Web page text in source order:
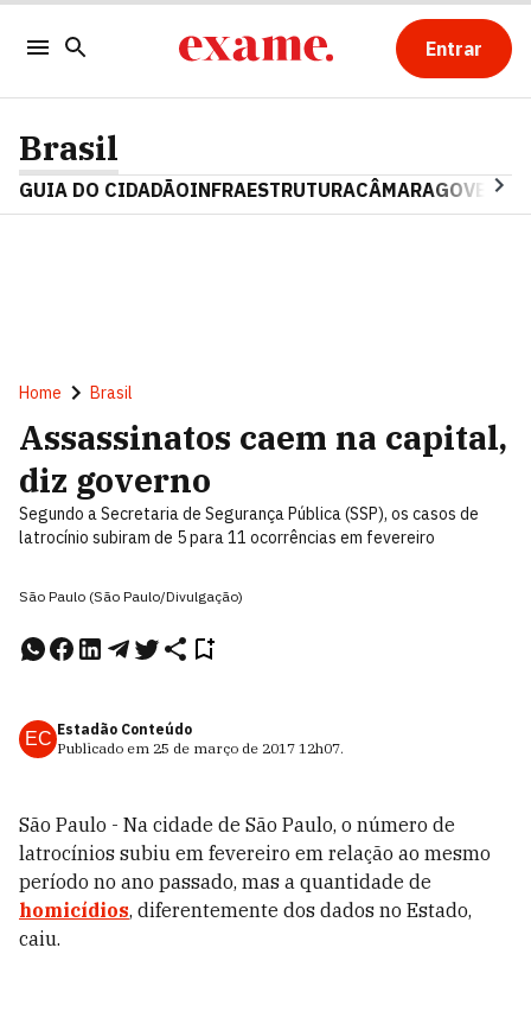
Entrar
Brasil
GUIA DO CIDADÃOINFRAESTRUTURACÂMARAGOVERNO
Home Brasil
Assassinatos caem na capital,
diz governo
Segundo a Secretaria de Segurança Pública (SSP), os casos de
latrocínio subiram de 5 para 11 ocorrências em fevereiro
São Paulo (São Paulo/Divulgação)
EC Estadão Conteúdo
Publicado em 25 de março de 2017 12h07.
São Paulo - Na cidade de São Paulo, o número de
latrocínios subiu em fevereiro em relação ao mesmo
período no ano passado, mas a quantidade de
homicídios, diferentemente dos dados no Estado,
caiu.